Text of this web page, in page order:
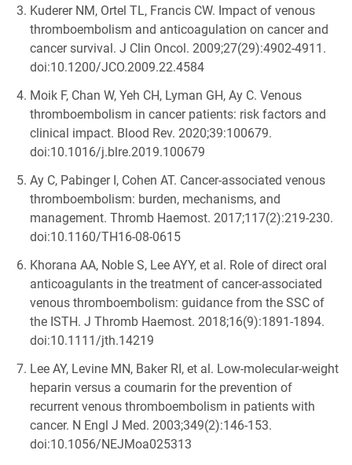
Kuderer NM, Ortel TL, Francis CW. Impact of venous
thromboembolism and anticoagulation on cancer and
cancer survival. J Clin Oncol. 2009;27(29):4902-4911.
doi:10.1200/JCO.2009.22.4584
Moik F, Chan W, Yeh CH, Lyman GH, Ay C. Venous
thromboembolism in cancer patients: risk factors and
clinical impact. Blood Rev. 2020;39:100679.
doi:10.1016/j.blre.2019.100679
Ay C, Pabinger I, Cohen AT. Cancer-associated venous
thromboembolism: burden, mechanisms, and
management. Thromb Haemost. 2017;117(2):219-230.
doi:10.1160/TH16-08-0615
Khorana AA, Noble S, Lee AYY, et al. Role of direct oral
anticoagulants in the treatment of cancer-associated
venous thromboembolism: guidance from the SSC of
the ISTH. J Thromb Haemost. 2018;16(9):1891-1894.
doi:10.1111/jth.14219
Lee AY, Levine MN, Baker RI, et al. Low-molecular-weight
heparin versus a coumarin for the prevention of
recurrent venous thromboembolism in patients with
cancer. N Engl J Med. 2003;349(2):146-153.
doi:10.1056/NEJMoa025313